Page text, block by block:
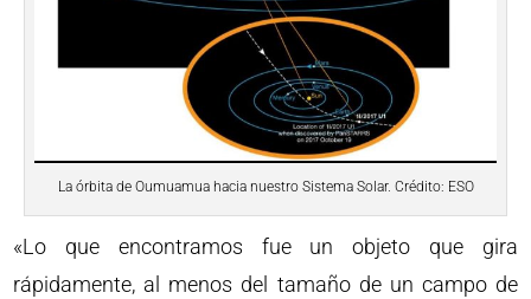
La órbita de Oumuamua hacia nuestro Sistema Solar. Crédito: ESO
«Lo que encontramos fue un objeto que gira
rápidamente, al menos del tamaño de un campo de